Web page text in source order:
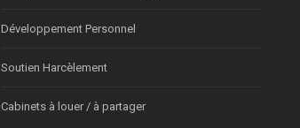
Développement Personnel
Soutien Harcèlement
Cabinets à louer / à partager